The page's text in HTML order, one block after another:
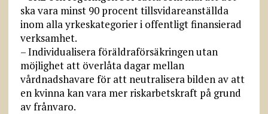
ska vara minst 90 procent tillsvidareanställda
inom alla yrkeskategorier i offentligt finansierad
verksamhet.
– Individualisera föräldraförsäkringen utan
möjlighet att överlåta dagar mellan
vårdnadshavare för att neutralisera bilden av att
en kvinna kan vara mer riskarbetskraft på grund
av frånvaro.